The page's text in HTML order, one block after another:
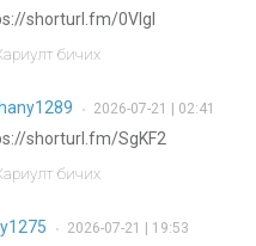
shorturl.fm/0VIgl
бичих
• 2026-07-21 | 02:41
shorturl.fm/SgKF2
бичих
• 2026-07-21 | 19:53